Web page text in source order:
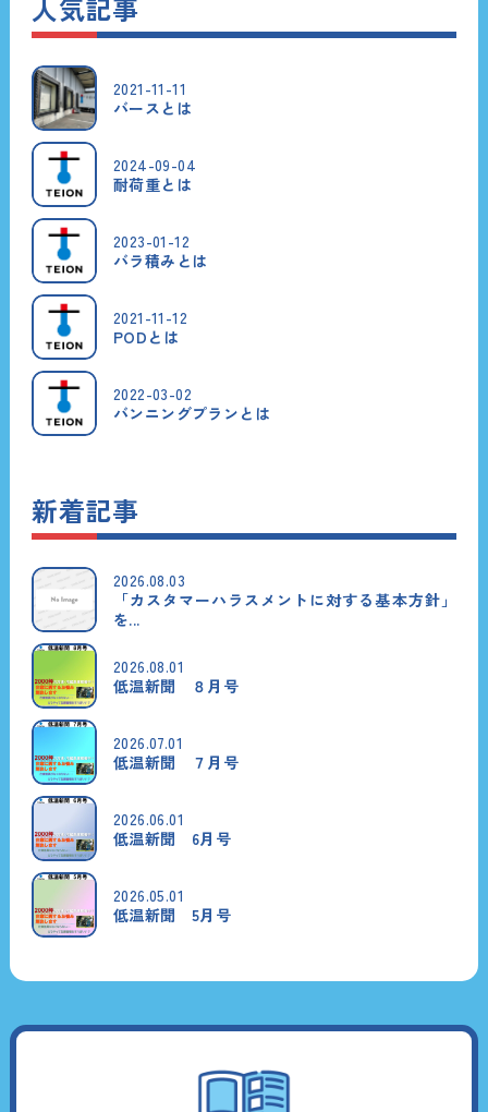
人気記事
2021-11-11
バースとは
2024-09-04
耐荷重とは
2023-01-12
バラ積みとは
2021-11-12
PODとは
2022-03-02
バンニングプランとは
新着記事
2026.08.03
「カスタマーハラスメントに対する基本方針」
を...
2026.08.01
低温新聞 ８月号
2026.07.01
低温新聞 ７月号
2026.06.01
低温新聞 6月号
2026.05.01
低温新聞 5月号